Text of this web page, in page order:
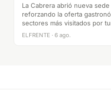
La Cabrera abrió nueva
reforzando la oferta
sectores más visitados por
ELFRENTE · 6 ago.